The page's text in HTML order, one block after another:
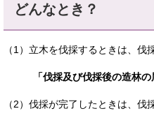
どんなとき？
（1）立木を伐採するときは、
「伐採及び伐採後の造林の
（2）伐採が完了したときは、